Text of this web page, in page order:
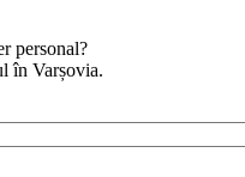
personal?
în Varșovia.